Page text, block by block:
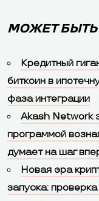
МОЖЕТ
Кредитный
биткоин в
фаза интеграции
Akash Network
программой
думает на шаг
Новая эра
запуска: